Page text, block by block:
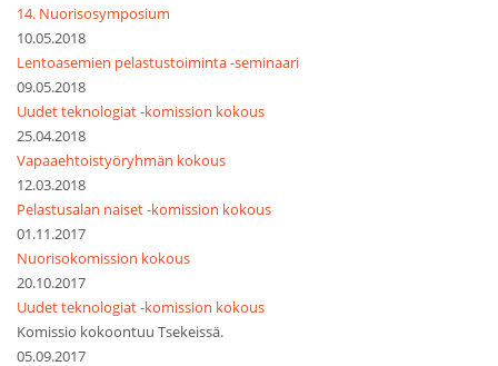
14. Nuorisosymposium
10.05.2018
Lentoasemien pelastustoiminta -seminaari
09.05.2018
Uudet teknologiat -komission kokous
25.04.2018
Vapaaehtoistyöryhmän kokous
12.03.2018
Pelastusalan naiset -komission kokous
01.11.2017
Nuorisokomission kokous
20.10.2017
Uudet teknologiat -komission kokous
Komissio kokoontuu Tsekeissä.
05.09.2017